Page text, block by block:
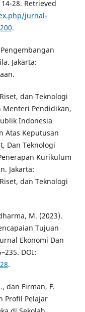
28. Retrieved
jurnal-
.
Jakarta:
dan Teknologi
Menteri Pendidikan,
Indonesia
Atas Keputusan
Dan Teknologi
Kurikulum
Jakarta:
dan Teknologi
M. (2023).
Tujuan
Ekonomi Dan
DOI:
.
dan Firman, F.
Profil Pelajar